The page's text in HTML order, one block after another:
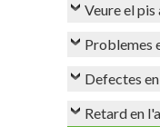
Veure el pis
Problemes
Defectes
Retard en